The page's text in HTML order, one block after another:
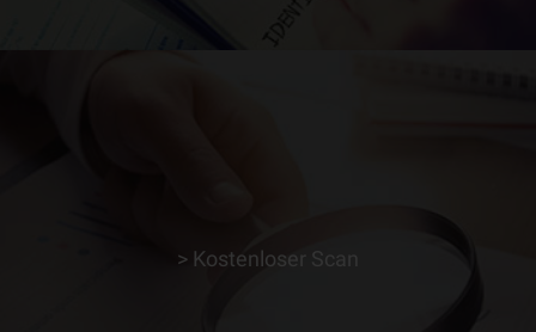
> Kostenloser Scan
> ERFAHRE MEHR